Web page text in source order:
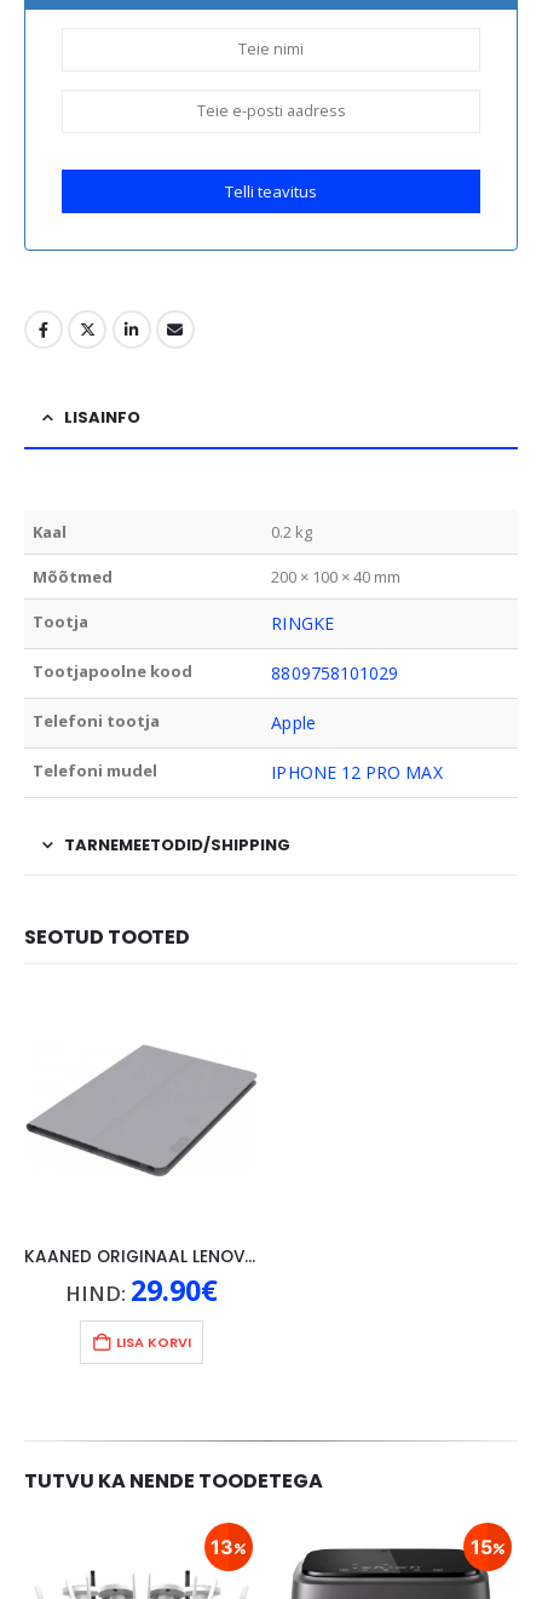
Telli teavitus
LISAINFO
Kaal 0.2 kg
Mõõtmed 200 × 100 × 40 mm
Tootja RINGKE
Tootjapoolne kood 8809758101029
Telefoni tootja Apple
Telefoni mudel IPHONE 12 PRO MAX
TARNEMEETODID/SHIPPING
SEOTUD TOOTED
KAANED ORIGINAAL LENOVO TAB 4 10″, HALL
HIND: 29.90€
LISA KORVI
TUTVU KA NENDE TOODETEGA
13 15